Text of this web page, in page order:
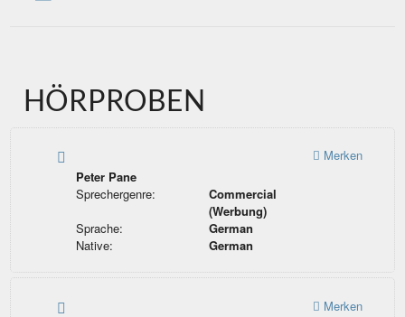
HÖRPROBEN
Peter Pane
Sprechergenre:
Commercial
(Werbung)
Sprache:
German
Native:
German
Merken
Merken